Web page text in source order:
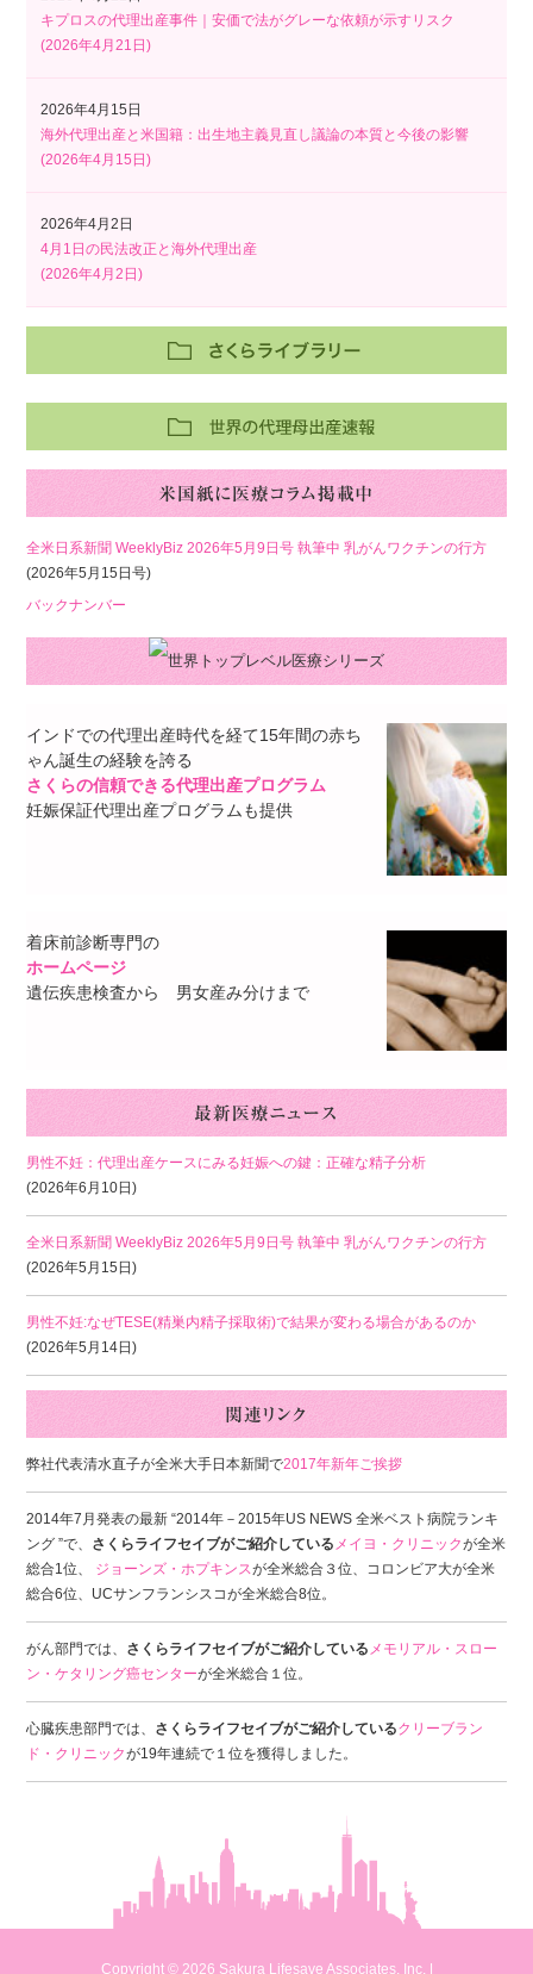
キプロスの代理出産事件｜安価で法がグレーな依頼が示すリスク
(2026年4月21日)
2026年4月15日
海外代理出産と米国籍：出生地主義見直し議論の本質と今後の影響
(2026年4月15日)
2026年4月2日
4月1日の民法改正と海外代理出産
(2026年4月2日)
全米日系新聞 WeeklyBiz 2026年5月9日号 執筆中 乳がんワクチンの行方
(2026年5月15日号)
バックナンバー
インドでの代理出産時代を経て15年間の赤ち
ゃん誕生の経験を誇る
さくらの信頼できる代理出産プログラム
妊娠保証代理出産プログラムも提供
着床前診断専門の
ホームページ
遺伝疾患検査から 男女産み分けまで
男性不妊：代理出産ケースにみる妊娠への鍵：正確な精子分析
(2026年6月10日)
全米日系新聞 WeeklyBiz 2026年5月9日号 執筆中 乳がんワクチンの行方
(2026年5月15日)
男性不妊:なぜTESE(精巣内精子採取術)で結果が変わる場合があるのか
(2026年5月14日)
弊社代表清水直子が全米大手日本新聞で2017年新年ご挨拶
2014年7月発表の最新 “2014年－2015年US NEWS 全米ベスト病院ランキ
ング ”で、 さくらライフセイブがご紹介している メイヨ・クリニックが全米
総合1位、 ジョーンズ・ホプキンスが全米総合３位、コロンビア大が全米
総合6位、UCサンフランシスコが全米総合8位。
がん部門では、 さくらライフセイブがご紹介している メモリアル・スロー
ン・ケタリング癌センターが全米総合１位。
心臓疾患部門では、 さくらライフセイブがご紹介しているクリーブラン
ド・クリニックが19年連続で１位を獲得しました。
Copyright © 2026 Sakura Lifesave Associates, Inc. |